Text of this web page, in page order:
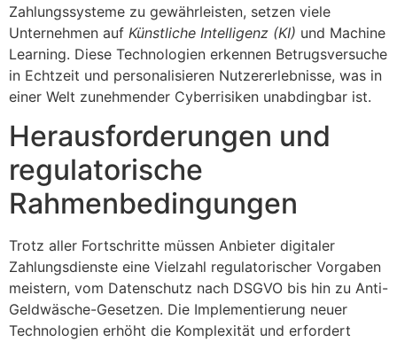
Zahlungssysteme zu gewährleisten, setzen viele
Unternehmen auf Künstliche Intelligenz (KI) und Machine
Learning. Diese Technologien erkennen Betrugsversuche
in Echtzeit und personalisieren Nutzererlebnisse, was in
einer Welt zunehmender Cyberrisiken unabdingbar ist.
Herausforderungen und
regulatorische
Rahmenbedingungen
Trotz aller Fortschritte müssen Anbieter digitaler
Zahlungsdienste eine Vielzahl regulatorischer Vorgaben
meistern, vom Datenschutz nach DSGVO bis hin zu Anti-
Geldwäsche-Gesetzen. Die Implementierung neuer
Technologien erhöht die Komplexität und erfordert